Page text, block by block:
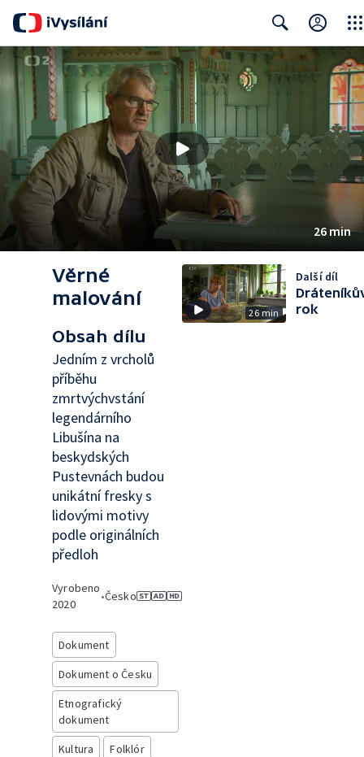
Search
26 min
Věrné
malování
Obsah dílu
Jedním z vrcholů
příběhu
zmrtvýchvstání
legendárního
Libušína na
beskydských
Pustevnách budou
unikátní fresky s
lidovými motivy
podle originálních
předloh
Vyrobeno
2020
•Česko
Dokument
Dokument o Česku
Etnografický
dokument
Kultura
Folklór
26 min
Další díl
rok